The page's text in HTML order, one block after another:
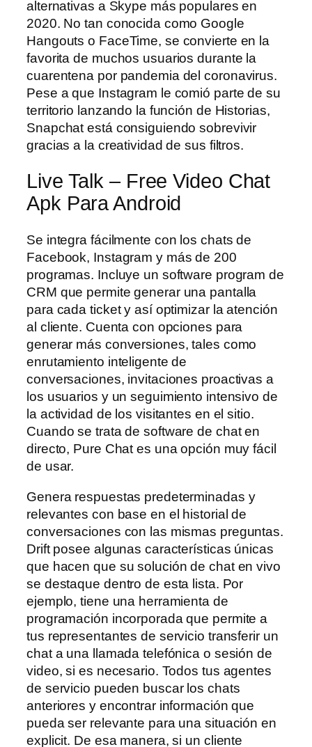
alternativas a Skype más populares en
2020. No tan conocida como Google
Hangouts o FaceTime, se convierte en la
favorita de muchos usuarios durante la
cuarentena por pandemia del coronavirus.
Pese a que Instagram le comió parte de su
territorio lanzando la función de Historias,
Snapchat está consiguiendo sobrevivir
gracias a la creatividad de sus filtros.
Live Talk – Free Video Chat
Apk Para Android
Se integra fácilmente con los chats de
Facebook, Instagram y más de 200
programas. Incluye un software program de
CRM que permite generar una pantalla
para cada ticket y así optimizar la atención
al cliente. Cuenta con opciones para
generar más conversiones, tales como
enrutamiento inteligente de
conversaciones, invitaciones proactivas a
los usuarios y un seguimiento intensivo de
la actividad de los visitantes en el sitio.
Cuando se trata de software de chat en
directo, Pure Chat es una opción muy fácil
de usar.
Genera respuestas predeterminadas y
relevantes con base en el historial de
conversaciones con las mismas preguntas.
Drift posee algunas características únicas
que hacen que su solución de chat en vivo
se destaque dentro de esta lista. Por
ejemplo, tiene una herramienta de
programación incorporada que permite a
tus representantes de servicio transferir un
chat a una llamada telefónica o sesión de
video, si es necesario. Todos tus agentes
de servicio pueden buscar los chats
anteriores y encontrar información que
pueda ser relevante para una situación en
explicit. De esa manera, si un cliente